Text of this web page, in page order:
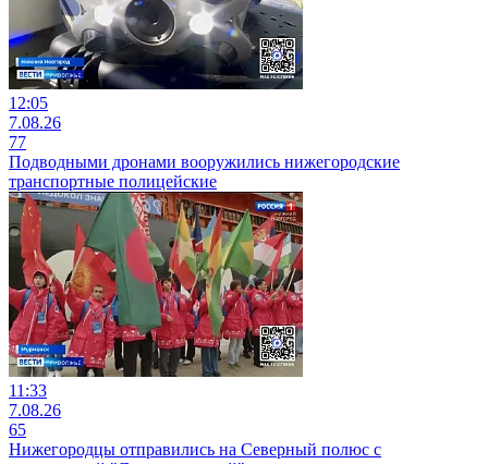
12:05
7.08.26
77
Подводными дронами вооружились нижегородские
транспортные полицейские
11:33
7.08.26
65
Нижегородцы отправились на Северный полюс с